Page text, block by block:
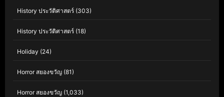
History ประวัติศาสตร์ (303)
History ประวัติศาสตร์ (18)
Holiday (24)
Horror สยองขวัญ (81)
Horror สยองขวัญ (1,033)